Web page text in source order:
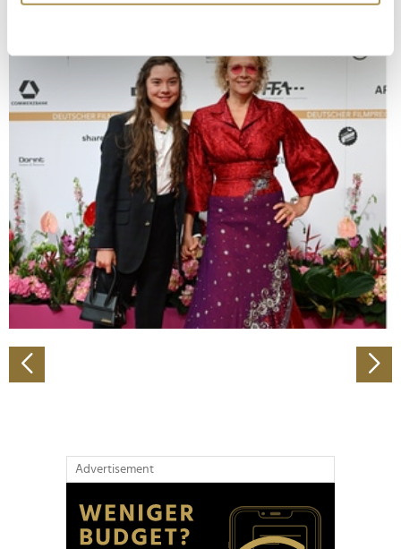
erfassen, welche bis auf einige Meter genau sein
bestimmten Merkmalen (Fingerprinting) identifizieren
Erfahren Sie mehr darüber, wie Ihre persönlichen Daten
verarbeitet werden, und legen Sie Ihre Präferenzen im
Abschnitt Einzelheitenfest.
Wir verwenden Cookies, um Inhalte und Anzeigen zu
personalisieren, Funktionen für soziale Medien anbieten
zu können und die Zugriffe auf unsere Website zu
analysieren. Außerdem geben wir Informationen zu Ihrer
Verwendung unserer Website an unsere Partner für
soziale Medien, Werbung und Analysen weiter. Unsere
Partner führen diese Informationen möglicherweise mit
haben oder die sie im Rahmen Ihrer Nutzung der Dienste
gesammelt haben.
Advertisement